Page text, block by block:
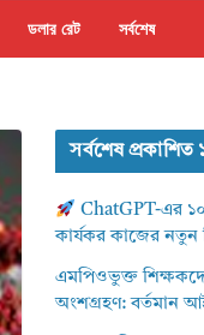
ডলার রেট সর্বশেষ
সর্বশেষ
ChatGPT-এর
কার্যকর কাজের নতুন
এমপিওভুক্ত
অংশগ্রহণ: বর্তমান